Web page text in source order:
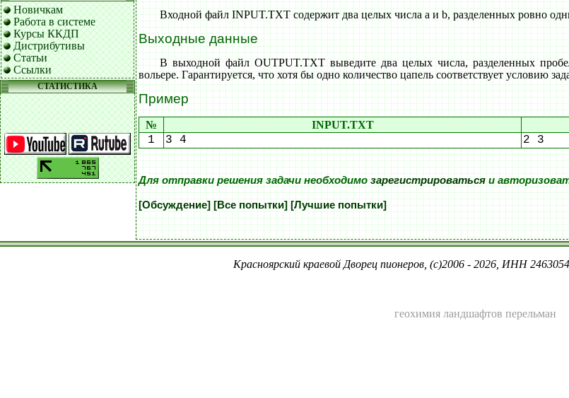
Новичкам
Работа в системе
Курсы ККДП
Дистрибутивы
Статьи
Ссылки
СТАТИСТИКА
Входной файл INPUT.TXT содержит два целых числа a и b, разделенных ровно
Выходные данные
В выходной файл OUTPUT.TXT выведите два целых числа, разделенных
вольере. Гарантируется, что хотя бы одно количество цапель соответствует условию
Пример
№ INPUT.TXT
1 3 4 2 3
Для отправки решения задачи необходимозарегистрироватьсяи
[Обсуждение] [Все попытки] [Лучшие попытки]
Красноярский краевой Дворец пионеров, (c)2006 - 2026, ИНН
геохимия ландшафтов перельман